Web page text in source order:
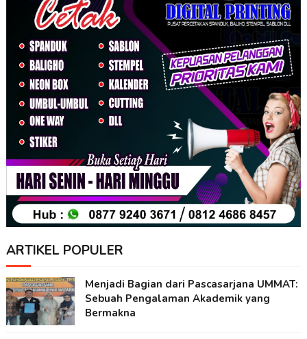
ARTIKEL POPULER
Menjadi Bagian dari Pascasarjana UMMAT:
Sebuah Pengalaman Akademik yang
Bermakna